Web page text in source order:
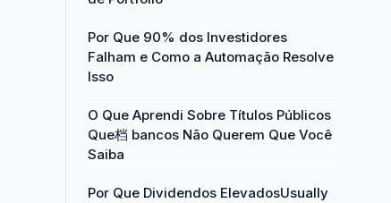
Por Que 90% dos Investidores
Falham e Como a Automação Resolve
Isso
O Que Aprendi Sobre Títulos Públicos
Que档 bancos Não Querem Que Você
Saiba
Por Que Dividendos ElevadosUsually